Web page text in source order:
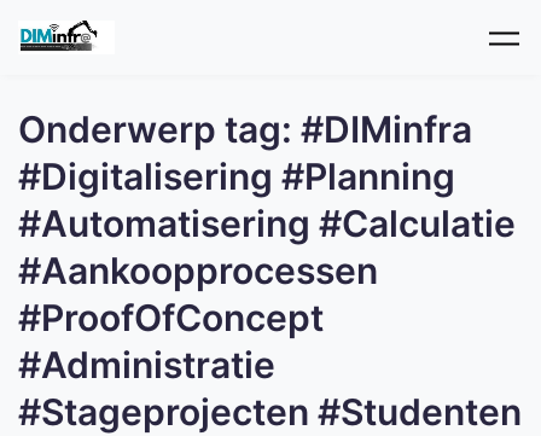
Onderwerp tag: #DIMinfra
#Digitalisering #Planning
#Automatisering #Calculatie
#Aankoopprocessen
#ProofOfConcept
#Administratie
#Stageprojecten #Studenten